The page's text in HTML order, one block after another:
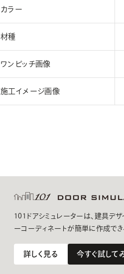
カラー
材種
ワンピッチ画像
施工イメージ画像
101ドアシミュレーターは、建具デ
ーコーディネートが簡単に作成でき
詳しく見る 今すぐ試して